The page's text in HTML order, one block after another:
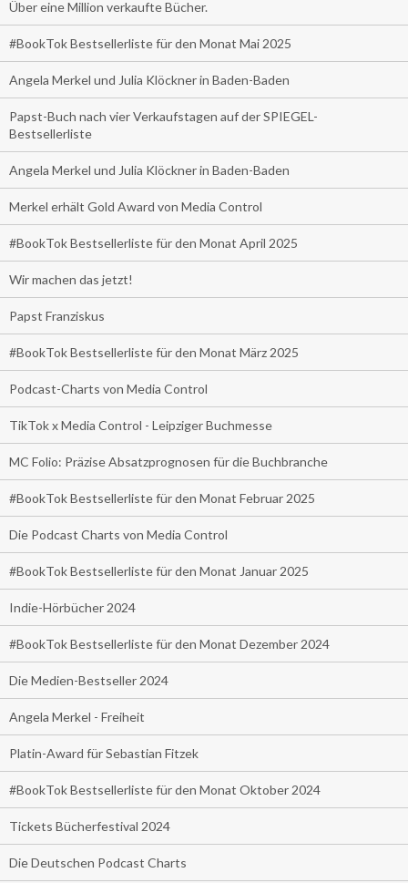
Über eine Million verkaufte Bücher.
#BookTok Bestsellerliste für den Monat Mai 2025
Angela Merkel und Julia Klöckner in Baden-Baden
Papst-Buch nach vier Verkaufstagen auf der SPIEGEL-
Bestsellerliste
Angela Merkel und Julia Klöckner in Baden-Baden
Merkel erhält Gold Award von Media Control
#BookTok Bestsellerliste für den Monat April 2025
Wir machen das jetzt!
Papst Franziskus
#BookTok Bestsellerliste für den Monat März 2025
Podcast-Charts von Media Control
TikTok x Media Control - Leipziger Buchmesse
MC Folio: Präzise Absatzprognosen für die Buchbranche
#BookTok Bestsellerliste für den Monat Februar 2025
Die Podcast Charts von Media Control
#BookTok Bestsellerliste für den Monat Januar 2025
Indie-Hörbücher 2024
#BookTok Bestsellerliste für den Monat Dezember 2024
Die Medien-Bestseller 2024
Angela Merkel - Freiheit
Platin-Award für Sebastian Fitzek
#BookTok Bestsellerliste für den Monat Oktober 2024
Tickets Bücherfestival 2024
Die Deutschen Podcast Charts